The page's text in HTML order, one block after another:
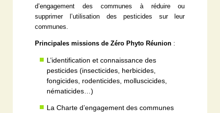
d’engagement des communes à réduire ou
supprimer l’utilisation des pesticides sur leur
communes.
Principales missions de Zéro Phyto Réunion :
L’identification et connaissance des
pesticides (insecticides, herbicides,
fongicides, rodenticides, molluscicides,
nématicides…)
La Charte d’engagement des communes